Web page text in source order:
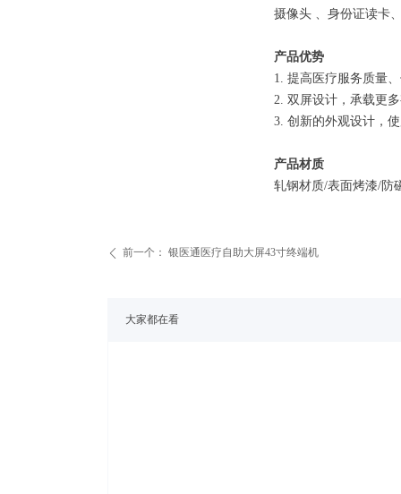
大家都在看
ꄴ 前一个： 银医通医疗自助大屏43寸终端机
摄像头 、身份证读卡
产品优势
1. 提高医疗服务质量
2. 双屏设计，承载更
3. 创新的外观设计，
产品材质
轧钢材质/表面烤漆/防